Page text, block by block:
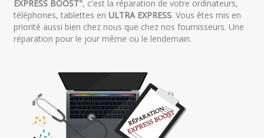
EXPRESS BOOST", c'est la réparation de votre ordinateurs,
téléphones, tablettes en ULTRA EXPRESS. Vous êtes mis en
priorité aussi bien chez nous que chez nos fournisseurs. Une
réparation pour le jour même ou le lendemain.